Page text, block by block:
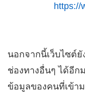
https://
นอกจากนี้เว็บไซต์
ช่องทางอื่นๆ ได้อีก
ข้อมูลของคนที่เข้า